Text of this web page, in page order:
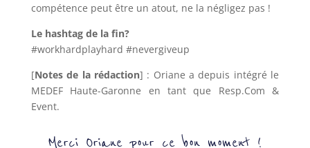
compétence peut être un atout, ne la négligez pas !
Le hashtag de la fin?
#workhardplayhard #nevergiveup
[Notes de la rédaction] : Oriane a depuis intégré le
MEDEF Haute-Garonne en tant que Resp.Com &
Event.
Merci Oriane pour ce bon moment !